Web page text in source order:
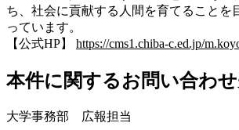
ち、社会に貢献する人間を育てることを
っています。
【公式HP】 https://cms1.chiba-c.ed.jp/
本件に関するお問い合わ
大学事務部 広報担当